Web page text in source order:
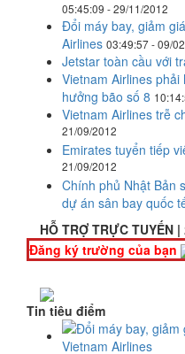
05:45:09 - 29/11/2012
Đổi máy bay, giảm
Airlines 03:49:57 - 09/
Jetstar toàn cầu với
Vietnam Airlines
hưởng bão số 8
Vietnam Airlines trễ
21/09/2012
Emirates tuyển tiếp
21/09/2012
Chính phủ Nhật Bản
dự án sân bay quốc
HỖ TRỢ TRỰC TUYẾN |
Đăng ký trường của bạn
Tin tiêu điểm